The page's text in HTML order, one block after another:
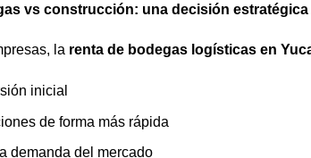
vs construcción: una decisión estratégica
la renta de bodegas logísticas en
inicial
de forma más rápida
demanda del mercado